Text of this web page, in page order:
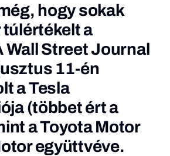
hogy sokak
a
Wall Street Journal
11-én
a Tesla
(többet ért a
a Toyota Motor
együttvéve.